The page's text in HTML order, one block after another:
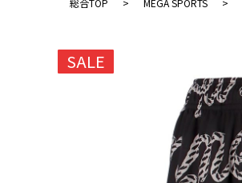
総合TOP
> MEGA SPORTS >
SALE